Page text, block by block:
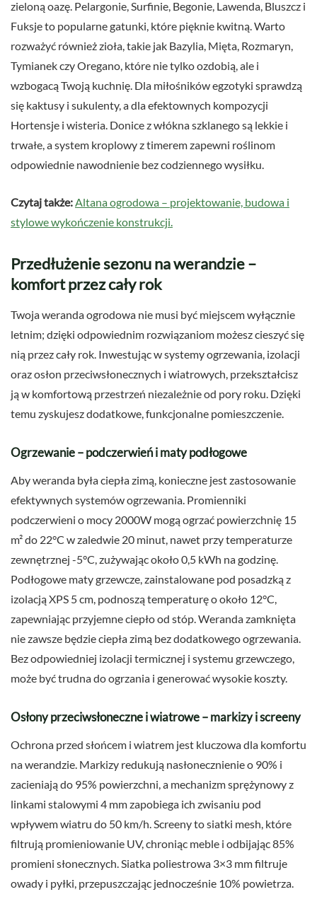
zieloną oazę. Pelargonie, Surfinie, Begonie, Lawenda, Bluszcz i
Fuksje to popularne gatunki, które pięknie kwitną. Warto
rozważyć również zioła, takie jak Bazylia, Mięta, Rozmaryn,
Tymianek czy Oregano, które nie tylko ozdobią, ale i
wzbogacą Twoją kuchnię. Dla miłośników egzotyki sprawdzą
się kaktusy i sukulenty, a dla efektownych kompozycji
Hortensje i wisteria. Donice z włókna szklanego są lekkie i
trwałe, a system kroplowy z timerem zapewni roślinom
odpowiednie nawodnienie bez codziennego wysiłku.
Czytaj także: Altana ogrodowa – projektowanie, budowa i
stylowe wykończenie konstrukcji.
Przedłużenie sezonu na werandzie –
komfort przez cały rok
Twoja weranda ogrodowa nie musi być miejscem wyłącznie
letnim; dzięki odpowiednim rozwiązaniom możesz cieszyć się
nią przez cały rok. Inwestując w systemy ogrzewania, izolacji
oraz osłon przeciwsłonecznych i wiatrowych, przekształcisz
ją w komfortową przestrzeń niezależnie od pory roku. Dzięki
temu zyskujesz dodatkowe, funkcjonalne pomieszczenie.
Ogrzewanie – podczerwień i maty podłogowe
Aby weranda była ciepła zimą, konieczne jest zastosowanie
efektywnych systemów ogrzewania. Promienniki
podczerwieni o mocy 2000W mogą ogrzać powierzchnię 15
m² do 22°C w zaledwie 20 minut, nawet przy temperaturze
zewnętrznej -5°C, zużywając około 0,5 kWh na godzinę.
Podłogowe maty grzewcze, zainstalowane pod posadzką z
izolacją XPS 5 cm, podnoszą temperaturę o około 12°C,
zapewniając przyjemne ciepło od stóp. Weranda zamknięta
nie zawsze będzie ciepła zimą bez dodatkowego ogrzewania.
Bez odpowiedniej izolacji termicznej i systemu grzewczego,
może być trudna do ogrzania i generować wysokie koszty.
Osłony przeciwsłoneczne i wiatrowe – markizy i screeny
Ochrona przed słońcem i wiatrem jest kluczowa dla komfortu
na werandzie. Markizy redukują nasłonecznienie o 90% i
zacieniają do 95% powierzchni, a mechanizm sprężynowy z
linkami stalowymi 4 mm zapobiega ich zwisaniu pod
wpływem wiatru do 50 km/h. Screeny to siatki mesh, które
filtrują promieniowanie UV, chroniąc meble i odbijając 85%
promieni słonecznych. Siatka poliestrowa 3×3 mm filtruje
owady i pyłki, przepuszczając jednocześnie 10% powietrza.